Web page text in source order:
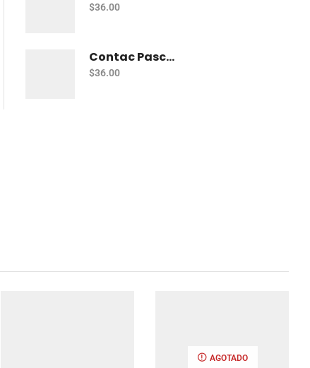
$36.00
Contac Pascua Diamantado 2 Mt Dorado
$36.00
AGOTADO